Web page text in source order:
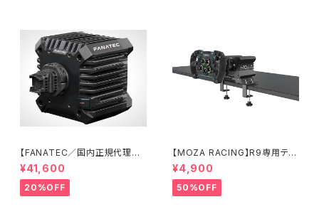
【FANATEC／国内正規代理店】
CSL DD QR2 (5 Nmダイレク
トドライブモーターベース)
¥41,600
20%OFF
【MOZA RACING】R9専用テー
ブルクランプ
¥4,900
50%OFF